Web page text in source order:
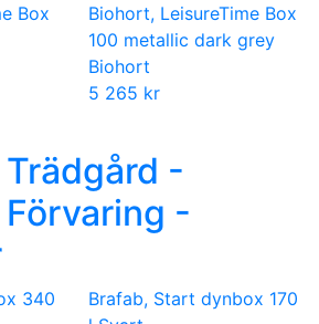
Box
Biohort, LeisureTime Box
100 metallic dark grey
Biohort
5 265 kr
Trädgård -
-
340
Brafab, Start dynbox 170